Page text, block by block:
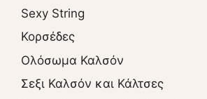
Sexy String
Κορσέδες
Ολόσωμα Καλσόν
Σεξι Καλσόν και Κάλτσες